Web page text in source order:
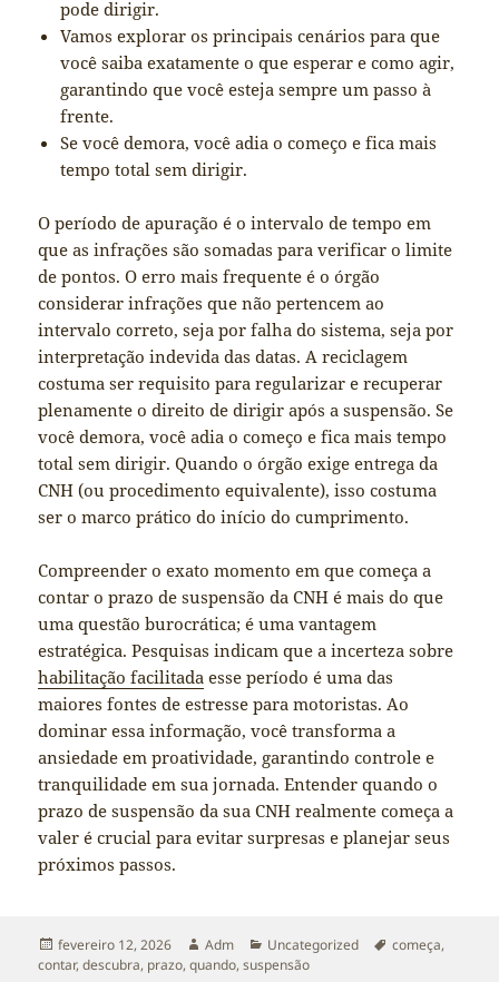
pode dirigir.
Vamos explorar os principais cenários para que
você saiba exatamente o que esperar e como agir,
garantindo que você esteja sempre um passo à
frente.
Se você demora, você adia o começo e fica mais
tempo total sem dirigir.
O período de apuração é o intervalo de tempo em
que as infrações são somadas para verificar o limite
de pontos. O erro mais frequente é o órgão
considerar infrações que não pertencem ao
intervalo correto, seja por falha do sistema, seja por
interpretação indevida das datas. A reciclagem
costuma ser requisito para regularizar e recuperar
plenamente o direito de dirigir após a suspensão. Se
você demora, você adia o começo e fica mais tempo
total sem dirigir. Quando o órgão exige entrega da
CNH (ou procedimento equivalente), isso costuma
ser o marco prático do início do cumprimento.
Compreender o exato momento em que começa a
contar o prazo de suspensão da CNH é mais do que
uma questão burocrática; é uma vantagem
estratégica. Pesquisas indicam que a incerteza sobre
habilitação facilitada esse período é uma das
maiores fontes de estresse para motoristas. Ao
dominar essa informação, você transforma a
ansiedade em proatividade, garantindo controle e
tranquilidade em sua jornada. Entender quando o
prazo de suspensão da sua CNH realmente começa a
valer é crucial para evitar surpresas e planejar seus
próximos passos.
Publicado
em
fevereiro 12, 2026 Autor
Adm Categorias
Uncategorized Tags
começa,
contar,descubra, prazo,quando,suspensão